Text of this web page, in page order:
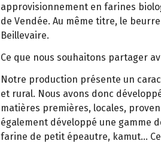
approvisionnement en farines
de Vendée. Au même titre, le
Beillevaire.
Ce que nous souhaitons partager
Notre production présente un
et rural. Nous avons donc
matières premières, locales,
également développé une gamme
farine de petit épeautre, kamut...